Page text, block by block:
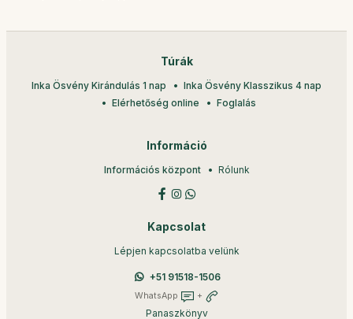
Túrák
Inka Ösvény Kirándulás 1 nap
Inka Ösvény Klasszikus 4 nap
Elérhetőség online
Foglalás
Információ
Információs központ Rólunk
Kapcsolat
Lépjen kapcsolatba velünk
+51 91518-1506
WhatsApp +
Panaszkönyv